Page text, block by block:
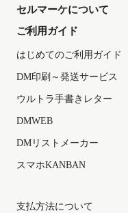
セルマーケについて
ご利用ガイド
はじめてのご利用ガイド
DM印刷～発送サービス
ウルトラ手書きレター
DMWEB
DMリストメーカー
スマホKANBAN
支払方法について